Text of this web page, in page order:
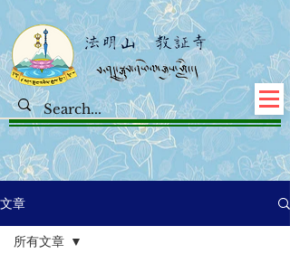
文章
所有文章